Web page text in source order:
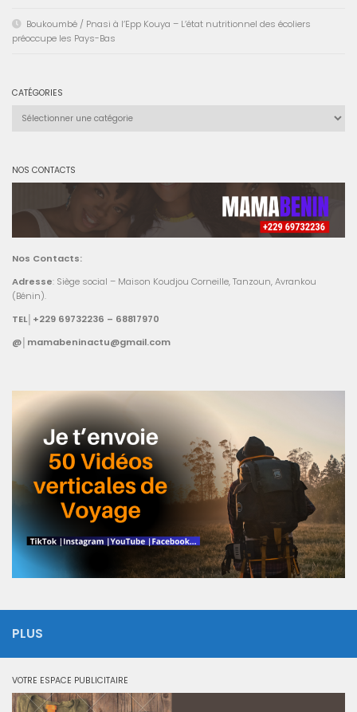
Boukoumbé / Pnasi à l’Epp Kouya – L’état nutritionnel des écoliers
préoccupe les Pays-Bas
CATÉGORIES
NOS CONTACTS
Nos Contacts:
Adresse: Siège social – Maison Koudjou Corneille, Tanzoun, Avrankou
(Bénin).
TEL│+229 69732236 – 68817970
@│mamabeninactu@gmail.com
PLUS
VOTRE ESPACE PUBLICITAIRE